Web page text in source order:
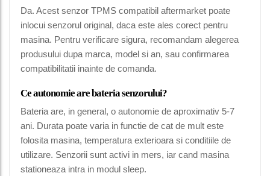
Da. Acest senzor TPMS compatibil aftermarket poate
inlocui senzorul original, daca este ales corect pentru
masina. Pentru verificare sigura, recomandam alegerea
produsului dupa marca, model si an, sau confirmarea
compatibilitatii inainte de comanda.
Ce autonomie are bateria senzorului?
Bateria are, in general, o autonomie de aproximativ 5-7
ani. Durata poate varia in functie de cat de mult este
folosita masina, temperatura exterioara si conditiile de
utilizare. Senzorii sunt activi in mers, iar cand masina
stationeaza intra in modul sleep.